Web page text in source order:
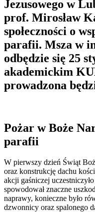
Jezusowego w
prof. Mirosław
społeczności o
parafii. Msza w
odbędzie się 25
akademickim
prowadzona
Pożar w Boże
parafii
W pierwszy dzień Świąt
oraz konstrukcję dachu
akcji gaśniczej
spowodował znaczne
naprawy, konieczne było
dzwonnicy oraz spalonego